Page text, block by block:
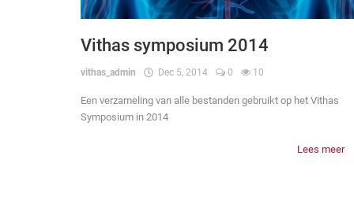
Vithas symposium 2014
vithas_admin Dec 5, 2014 0 10
Een verzameling van alle bestanden gebruikt op het Vithas
Symposium in 2014
Lees meer